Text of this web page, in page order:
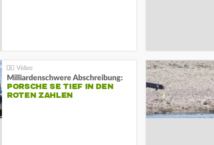
Milliardenschwere Abschreibung:
PORSCHE SE TIEF IN DEN
ROTEN ZAHLEN